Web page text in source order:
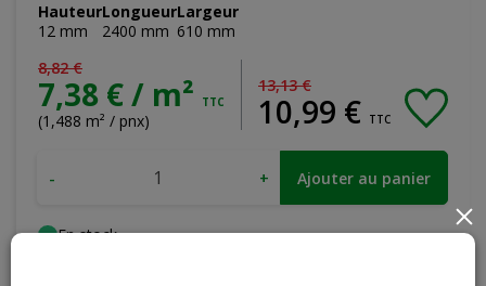
Hauteur
12 mm
Longueur
2400 mm
Largeur
610 mm
8,82€
7,38 € / m² TTC
(1,488 m² / pnx)
13,13€
10,99 € TTC
- + Ajouter au panier
En stock
×